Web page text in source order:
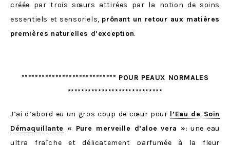
créée par trois sœurs attirées par la notion de soins
essentiels et sensoriels, prônant un retour aux matières
premières naturelles d’exception.
**************************** POUR PEAUX NORMALES
****************************
J’ai d’abord eu un gros coup de cœur pour l’Eau de Soin
Démaquillante « Pure merveille d’aloe vera »: une eau
ultra fraîche et délicatement parfumée à la fleur